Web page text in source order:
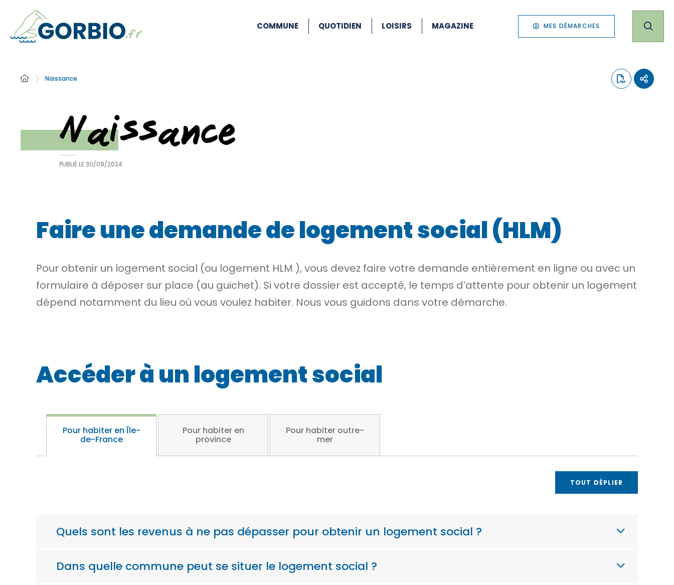
COMMUNE QUOTIDIEN LOISIRS MAGAZINE MES DÉMARCHES
Naissance
Naissance
PUBLIÉ LE30/09/2024
Faire une demande de logement social (HLM)
Pour obtenir un logement social (ou logement HLM ), vous devez faire votre demande entièrement en ligne ou avec un
formulaire à déposer sur place (au guichet). Si votre dossier est accepté, le temps d’attente pour obtenir un logement
dépend notamment du lieu où vous voulez habiter. Nous vous guidons dans votre démarche.
Accéder à un logement social
Pour habiter en Île-
de-France
Pour habiter en
province
Pour habiter outre-
mer
TOUT DÉPLIER
Quels sont les revenus à ne pas dépasser pour obtenir un logement social ?
Dans quelle commune peut se situer le logement social ?